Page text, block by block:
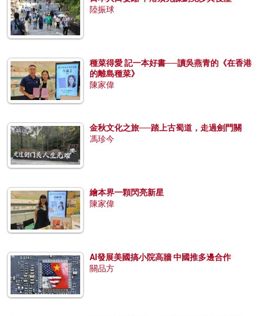
陸振球
種菜得愛 記一本好書──讀吳燕青的《在香港
的離島種菜》
陳家偉
金秋文化之旅──踏上古蜀道，走過劍門關
馮珍今
繪本界一顆閃亮新星
陳家偉
AI發展美國搞小院高牆 中國推多邊合作
關品方